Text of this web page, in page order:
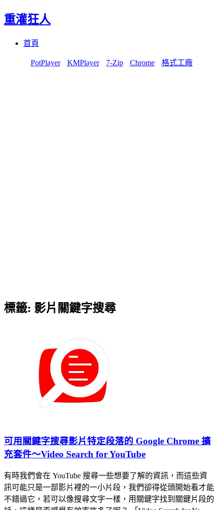
重灌狂人
首頁
PotPlayer KMPlayer 7-Zip Chrome 格式工廠
標籤: 影片關鍵字搜尋
可用關鍵字搜尋影片特定段落的 Google Chrome 擴
充套件～Video Search for YouTube
有時我們會在 YouTube 搜尋一些想要了解的資訊，而這些資
訊可能只是一部影片裡的一小片段，我們卻得從頭開始看才能
不錯過它，若可以像搜尋文字一樣，用關鍵字找到關鍵片段的